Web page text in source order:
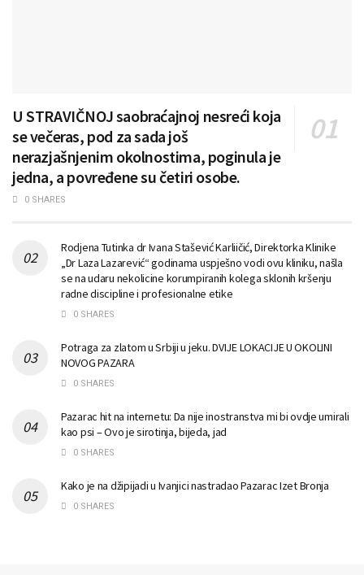
U STRAVIČNOJ saobraćajnoj nesreći koja
se večeras, pod za sada još
nerazjašnjenim okolnostima, poginula je
jedna, a povređene su četiri osobe.
0 SHARES
Rodjena Tutinka dr Ivana Stašević Karliičić, Direktorka Klinike
„Dr Laza Lazarević“ godinama uspješno vodi ovu kliniku, našla
se na udaru nekolicine korumpiranih kolega sklonih kršenju
radne discipline i profesionalne etike
0 SHARES
Potraga za zlatom u Srbiji u jeku. DVIJE LOKACIJE U OKOLINI
NOVOG PAZARA
0 SHARES
Pazarac hit na internetu: Da nije inostranstva mi bi ovdje umirali
kao psi – Ovo je sirotinja, bijeda, jad
0 SHARES
Kako je na džipijadi u Ivanjici nastradao Pazarac Izet Bronja
0 SHARES